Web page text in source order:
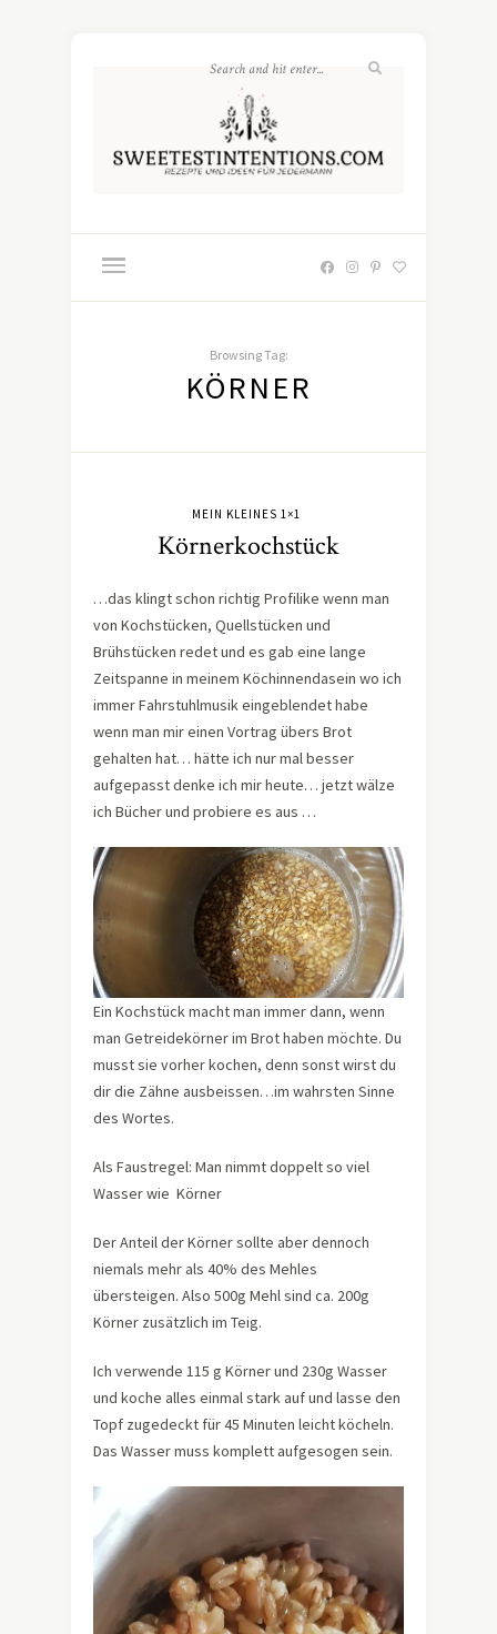
Browsing Tag:
KÖRNER
MEIN KLEINES 1×1
Körnerkochstück
…das klingt schon richtig Profilike wenn man
von Kochstücken, Quellstücken und
Brühstücken redet und es gab eine lange
Zeitspanne in meinem Köchinnendasein wo ich
immer Fahrstuhlmusik eingeblendet habe
wenn man mir einen Vortrag übers Brot
gehalten hat… hätte ich nur mal besser
aufgepasst denke ich mir heute… jetzt wälze
ich Bücher und probiere es aus …
Ein Kochstück macht man immer dann, wenn
man Getreidekörner im Brot haben möchte. Du
musst sie vorher kochen, denn sonst wirst du
dir die Zähne ausbeissen…im wahrsten Sinne
des Wortes.
Als Faustregel: Man nimmt doppelt so viel
Wasser wie Körner
Der Anteil der Körner sollte aber dennoch
niemals mehr als 40% des Mehles
übersteigen. Also 500g Mehl sind ca. 200g
Körner zusätzlich im Teig.
Ich verwende 115 g Körner und 230g Wasser
und koche alles einmal stark auf und lasse den
Topf zugedeckt für 45 Minuten leicht köcheln.
Das Wasser muss komplett aufgesogen sein.